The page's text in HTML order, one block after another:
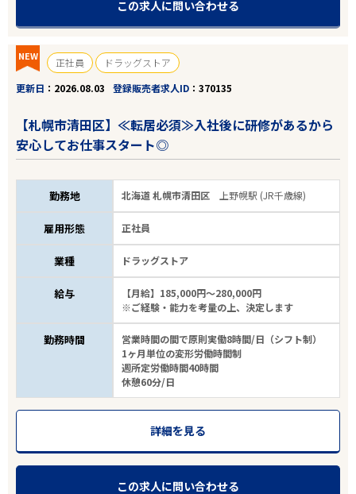
この求人に問い合わせる
NEW 正社員
ドラッグストア
更新日
2026.08.03 登録販売者求人ID 370135
【札幌市清田区】≪転居必須≫入社後に研修があるから
安心してお仕事スタート◎
勤務地 北海道 札幌市清田区 上野幌駅 (JR千歳線)
雇用形態 正社員
業種 ドラッグストア
給与
【月給】185,000円～280,000円
※ご経験・能力を考量の上、決定します
勤務時間
営業時間の間で原則実働8時間/日（シフト制）
1ヶ月単位の変形労働時間制
週所定労働時間40時間
休憩60分/日
詳細を見る
この求人に問い合わせる